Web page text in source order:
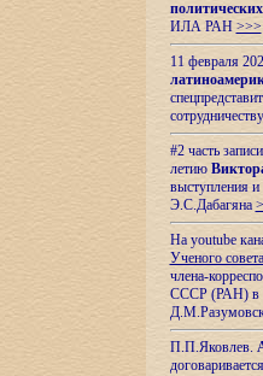
ИЛА РАН >>>
11 февраля
#2 часть
летию
выступления
Э.С.Дабагяна
На youtube
Ученого
члена-
СССР (РАН) в
П.П.Яковлев.